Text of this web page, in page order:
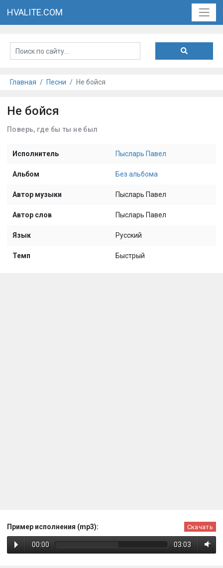
HVALITE.COM
Главная Песни Не бойся
Не бойся
Поверь, где бы ты не был
Исполнитель Пысларь Павел
Альбом Без альбома
Автор музыки Пысларь Павел
Автор слов Пысларь Павел
Язык Русский
Темп Быстрый
Пример исполнения (mp3): Скачать
00:00 03:03